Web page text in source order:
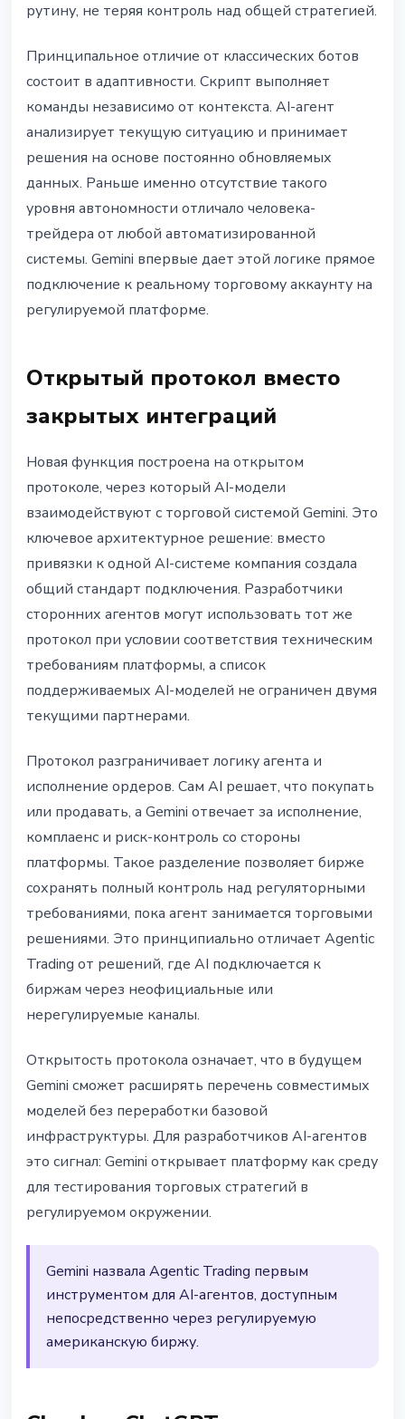
рутину, не теряя контроль над общей стратегией.
Принципальное отличие от классических ботов
состоит в адаптивности. Скрипт выполняет
команды независимо от контекста. AI-агент
анализирует текущую ситуацию и принимает
решения на основе постоянно обновляемых
данных. Раньше именно отсутствие такого
уровня автономности отличало человека-
трейдера от любой автоматизированной
системы. Gemini впервые дает этой логике прямое
подключение к реальному торговому аккаунту на
регулируемой платформе.
Открытый протокол вместо
закрытых интеграций
Новая функция построена на открытом
протоколе, через который AI-модели
взаимодействуют с торговой системой Gemini. Это
ключевое архитектурное решение: вместо
привязки к одной AI-системе компания создала
общий стандарт подключения. Разработчики
сторонних агентов могут использовать тот же
протокол при условии соответствия техническим
требованиям платформы, а список
поддерживаемых AI-моделей не ограничен двумя
текущими партнерами.
Протокол разграничивает логику агента и
исполнение ордеров. Сам AI решает, что покупать
или продавать, а Gemini отвечает за исполнение,
комплаенс и риск-контроль со стороны
платформы. Такое разделение позволяет бирже
сохранять полный контроль над регуляторными
требованиями, пока агент занимается торговыми
решениями. Это принципиально отличает Agentic
Trading от решений, где AI подключается к
биржам через неофициальные или
нерегулируемые каналы.
Открытость протокола означает, что в будущем
Gemini сможет расширять перечень совместимых
моделей без переработки базовой
инфраструктуры. Для разработчиков AI-агентов
это сигнал: Gemini открывает платформу как среду
для тестирования торговых стратегий в
регулируемом окружении.
Gemini назвала Agentic Trading первым
инструментом для AI-агентов, доступным
непосредственно через регулируемую
американскую биржу.